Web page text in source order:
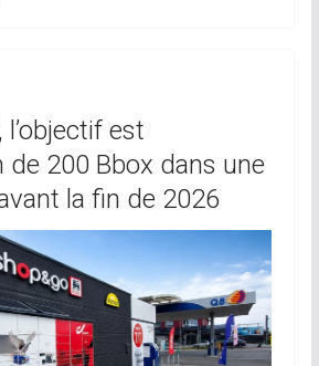
est
de 200 Bbox dans une
la fin de 2026